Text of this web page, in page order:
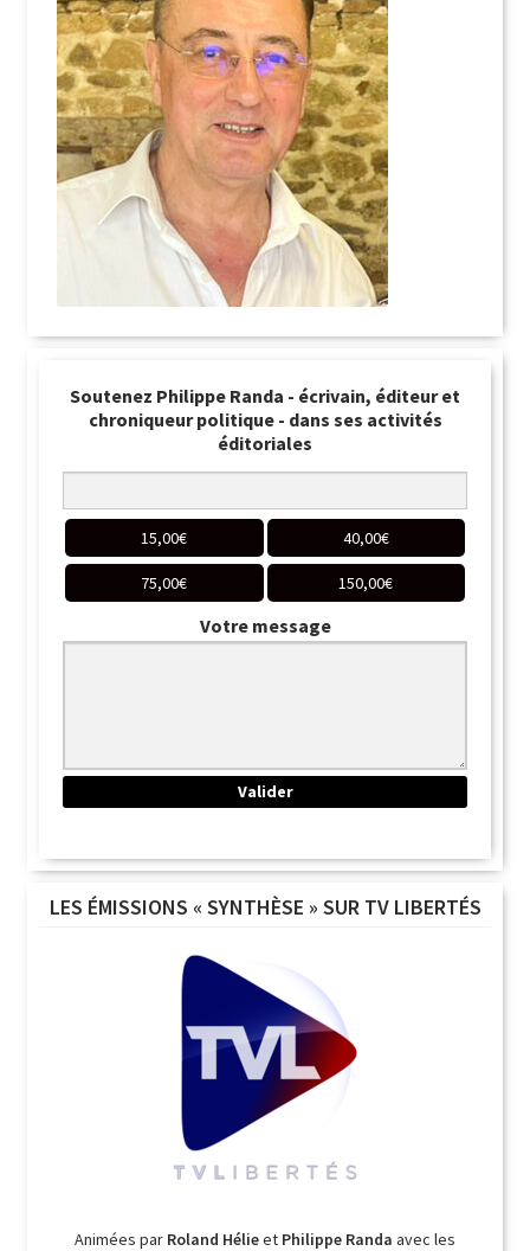
Soutenez Philippe Randa - écrivain, éditeur et
chroniqueur politique - dans ses activités
éditoriales
15,00€ 40,00€
75,00€ 150,00€
Votre message
LES ÉMISSIONS « SYNTHÈSE » SUR TV LIBERTÉS
Animées par Roland Hélieet Philippe Randa avec les